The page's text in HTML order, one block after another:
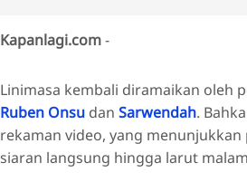
Kapanlagi.com-
Linimasa kembali diramaikan oleh
Ruben Onsu dan Sarwendah.
rekaman video, yang
siaran langsung hingga larut